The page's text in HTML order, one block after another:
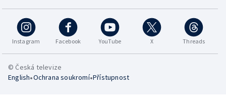
Instagram Facebook YouTube X Threads
© Česká televize
English•Ochrana soukromí•Přístupnost